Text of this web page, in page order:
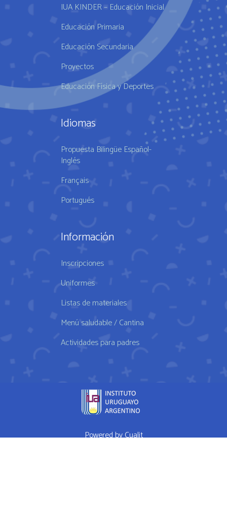
IUA KINDER – Educación Inicial
Educación Primaria
Educación Secundaria
Proyectos
Educación Física y Deportes
Idiomas
Propuesta Bilingüe Español-
Inglés
Français
Portugués
Información
Inscripciones
Uniformes
Listas de materiales
Menú saludable / Cantina
Actividades para padres
Powered byCualit